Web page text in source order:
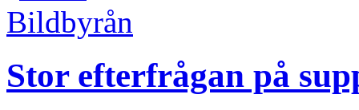
Stor efterfrågan på